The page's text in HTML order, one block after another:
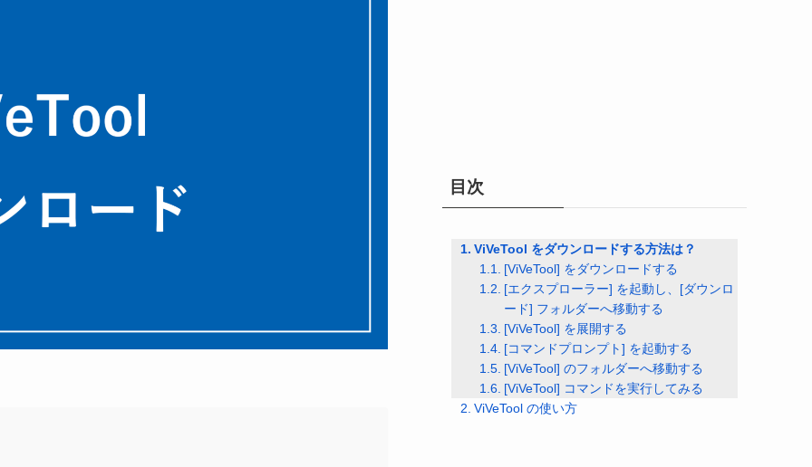
目次
ViVeTool をダウンロードする方法は？
[ViVeTool] をダウンロードする
[エクスプローラー] を起動し、[ダウンロ
ード] フォルダーへ移動する
[ViVeTool] を展開する
[コマンドプロンプト] を起動する
[ViVeTool] のフォルダーへ移動する
[ViVeTool] コマンドを実行してみる
ViVeTool の使い方